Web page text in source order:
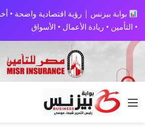
بوابة بيزنس | رؤية اقتصادية واضحة •
• التأمين • ريادة الأعمال • الأسواق
القائمة